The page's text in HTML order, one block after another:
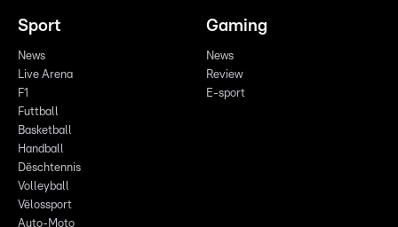
Sport
News
Live Arena
F1
Futtball
Basketball
Handball
Dëschtennis
Volleyball
Vëlossport
Auto-Moto
Gaming
News
Review
E-sport